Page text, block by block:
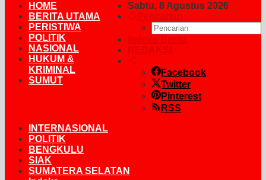
Sabtu, 8 Agustus 2026
Pencarian
Indeks Berita
REDAKSI
Facebook
Twitter
Pinterest
RSS
HOME
BERITA UTAMA
PERISTIWA
POLITIK
NASIONAL
HUKUM &
KRIMINAL
SUMUT
INTERNASIONAL
POLITIK
BENGKULU
SIAK
SUMATERA SELATAN